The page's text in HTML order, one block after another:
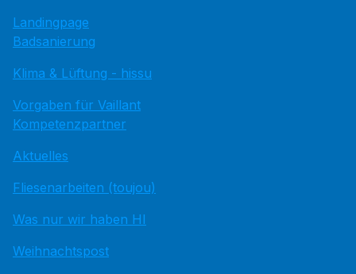
Landingpage
Badsanierung
Klima & Lüftung - hissu
Vorgaben für Vaillant
Kompetenzpartner
Aktuelles
Fliesenarbeiten (toujou)
Was nur wir haben HI
Weihnachtspost